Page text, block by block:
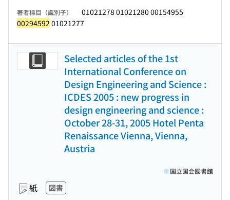
著者標目（識別子）
01021278 01021280 00154955
00294592 01021277
Selected articles of the 1st
International Conference on
Design Engineering and Science :
ICDES 2005 : new progress in
design engineering and science :
October 28-31, 2005 Hotel Penta
Renaissance Vienna, Vienna,
Austria
紙 図書
国立国会図書館